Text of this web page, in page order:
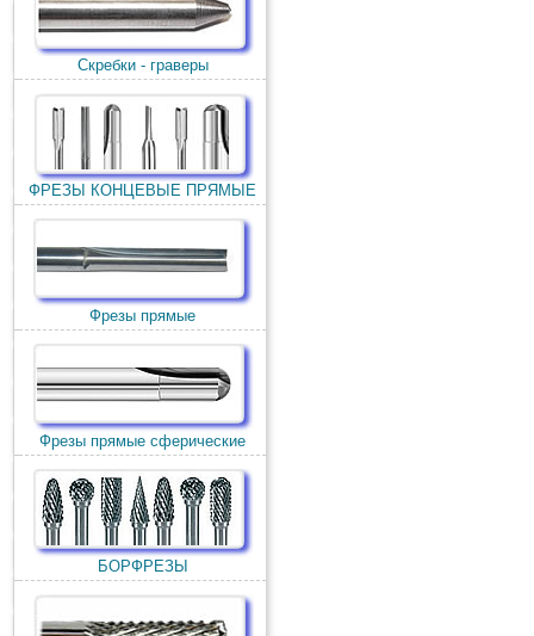
Скребки - граверы
ФРЕЗЫ КОНЦЕВЫЕ ПРЯМЫЕ
Фрезы прямые
Фрезы прямые сферические
БОРФРЕЗЫ